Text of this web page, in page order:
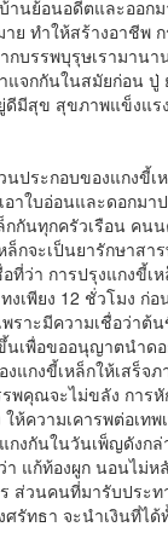
นย้อนอดีตและออก
ย ทำให้สร้างอาชีพ
กบรรพบุรุษเรามาน
แจกกันในสมัยก่อน ปู่
ดีมีสุข สุขภาพแข็งแรง
ะกอบของแกงขี้เห
าใบอ่อนและดอกมา
กกันทุกครัวเรือน ค
ล็กจะเป็นยารักษาสา
ที่ว่า การปรุงแกงขี้เ
งเพียง 12 ชั่วโมง ก่
ราะมีความเชื่อว่าต้
นเพื่อขออนุญาตนำด
แกงขี้เหล็กให้เสร็จ
พคุณจะไม่ขลัง การหั
ห้ความเคารพต่อเท
งกันในวันเพ็ญดังกล่
แก้ท้องผูก นอนไม่ห
ส่วนคนที่มารับประ
รัทธา จะนำเงินที่ได้